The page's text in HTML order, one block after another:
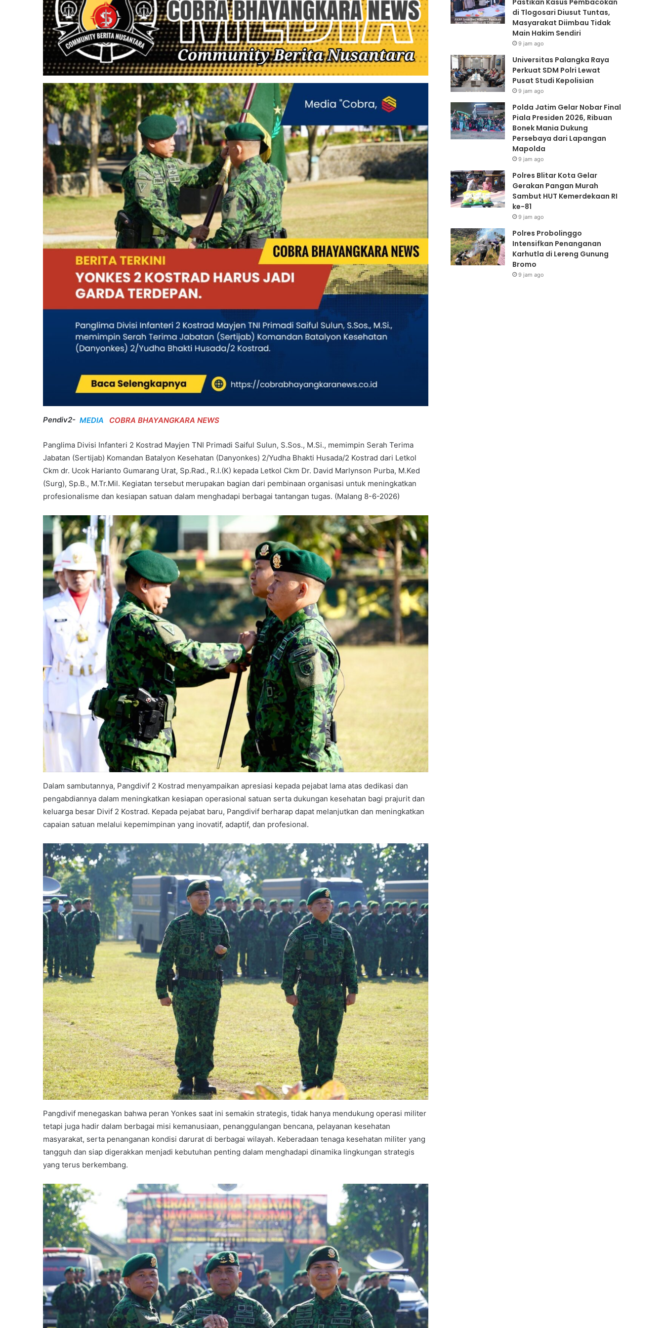
Pendiv2- MEDIA COBRA BHAYANGKARA NEWS
Panglima Divisi Infanteri 2 Kostrad Mayjen TNI Primadi Saiful Sulun, S.Sos., M.Si., memimpin Serah Terima
Jabatan (Sertijab) Komandan Batalyon Kesehatan (Danyonkes) 2/Yudha Bhakti Husada/2 Kostrad dari Letkol
Ckm dr. Ucok Harianto Gumarang Urat, Sp.Rad., R.I.(K) kepada Letkol Ckm Dr. David Marlynson Purba, M.Ked
(Surg), Sp.B., M.Tr.Mil. Kegiatan tersebut merupakan bagian dari pembinaan organisasi untuk meningkatkan
profesionalisme dan kesiapan satuan dalam menghadapi berbagai tantangan tugas. (Malang 8-6-2026)
Dalam sambutannya, Pangdivif 2 Kostrad menyampaikan apresiasi kepada pejabat lama atas dedikasi dan
pengabdiannya dalam meningkatkan kesiapan operasional satuan serta dukungan kesehatan bagi prajurit dan
keluarga besar Divif 2 Kostrad. Kepada pejabat baru, Pangdivif berharap dapat melanjutkan dan meningkatkan
capaian satuan melalui kepemimpinan yang inovatif, adaptif, dan profesional.
Pangdivif menegaskan bahwa peran Yonkes saat ini semakin strategis, tidak hanya mendukung operasi militer
tetapi juga hadir dalam berbagai misi kemanusiaan, penanggulangan bencana, pelayanan kesehatan
masyarakat, serta penanganan kondisi darurat di berbagai wilayah. Keberadaan tenaga kesehatan militer yang
tangguh dan siap digerakkan menjadi kebutuhan penting dalam menghadapi dinamika lingkungan strategis
yang terus berkembang.
Main
Hakim
Sendiri
Lapangan
Mapolda
Pastikan Kasus Pembacokan
di Tlogosari Diusut Tuntas,
Masyarakat Diimbau Tidak
Main Hakim Sendiri
9 jam ago
Universitas Palangka Raya
Perkuat SDM Polri Lewat
Pusat Studi Kepolisian
9 jam ago
Polda Jatim Gelar Nobar Final
Piala Presiden 2026, Ribuan
Bonek Mania Dukung
Persebaya dari Lapangan
Mapolda
9 jam ago
Polres Blitar Kota Gelar
Gerakan Pangan Murah
Sambut HUT Kemerdekaan RI
ke-81
9 jam ago
Polres Probolinggo
Intensifkan Penanganan
Karhutla di Lereng Gunung
Bromo
9 jam ago